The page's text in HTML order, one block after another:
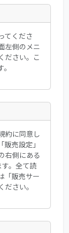
てくださ
左側のメニ
ださい。こ
約に同意し
売設定」
右側にある
す。全て読
「販売サー
さい。